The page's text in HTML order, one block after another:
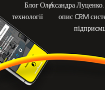
Блог Олександра Луценко.
технології
опис CRM